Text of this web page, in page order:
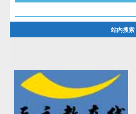
站内搜索